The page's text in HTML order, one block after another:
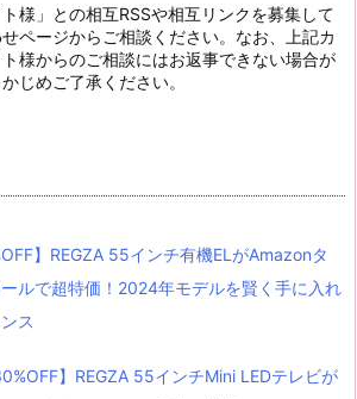
ト様」との相互RSSや相互リンクを募集して
ページからご相談ください。なお、上記カ
様からのご相談にはお返事できない場合が
じめご了承ください。
】REGZA 55インチ有機ELがAmazonタ
ルで超特価！2024年モデルを賢く手に入れ
ス
】REGZA 55インチMini LEDテレビが